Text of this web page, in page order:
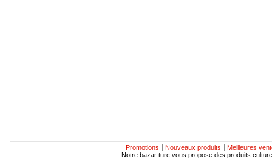
Promotions Nouveaux produits
Meilleures
Notre bazar turc vous propose des produits